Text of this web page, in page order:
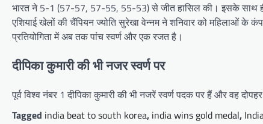
भारत ने 5-1 (57-57, 57-55, 55-53) से जीत हासिल की। इसके साथ ही
एशियाई खेलों की चैंपियन ज्योति सुरेखा वेन्नम ने शनिवार को महिलाओं के
प्रतियोगिता में अब तक पांच स्वर्ण और एक रजत है।
दीपिका कुमारी की भी नजर स्वर्ण पर
पूर्व विश्व नंबर 1 दीपिका कुमारी की भी नजरें स्वर्ण पदक पर हैं और वह
Tagged india beat to south korea, india wins gold medal,